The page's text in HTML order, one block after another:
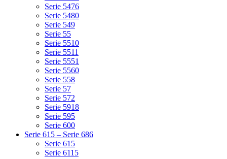
Serie 5476
Serie 5480
Serie 549
Serie 55
Serie 5510
Serie 5511
Serie 5551
Serie 5560
Serie 558
Serie 57
Serie 572
Serie 5918
Serie 595
Serie 600
Serie 615 – Serie 686
Serie 615
Serie 6115